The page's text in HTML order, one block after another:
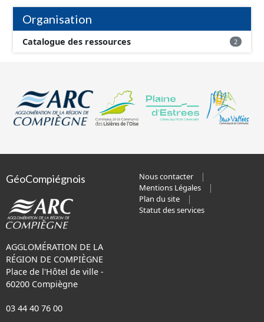
Organisation
Catalogue des ressources 2
GéoCompiégnois
AGGLOMÉRATION DE LA
RÉGION DE COMPIÈGNE
Place de l'Hôtel de ville -
60200 Compiègne
03 44 40 76 00
Nous contacter
Mentions Légales
Plan du site
Statut des services